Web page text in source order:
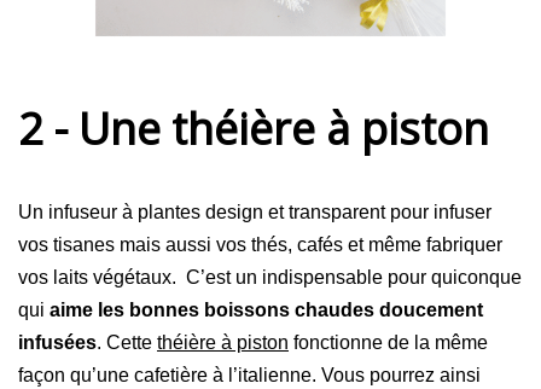
2 - Une théière à piston
Un infuseur à plantes design et transparent pour infuser
vos tisanes mais aussi vos thés, cafés et même fabriquer
vos laits végétaux. C’est un indispensable pour quiconque
qui aime les bonnes boissons chaudes doucement
infusées. Cette théière à piston fonctionne de la même
façon qu’une cafetière à l’italienne. Vous pourrez ainsi